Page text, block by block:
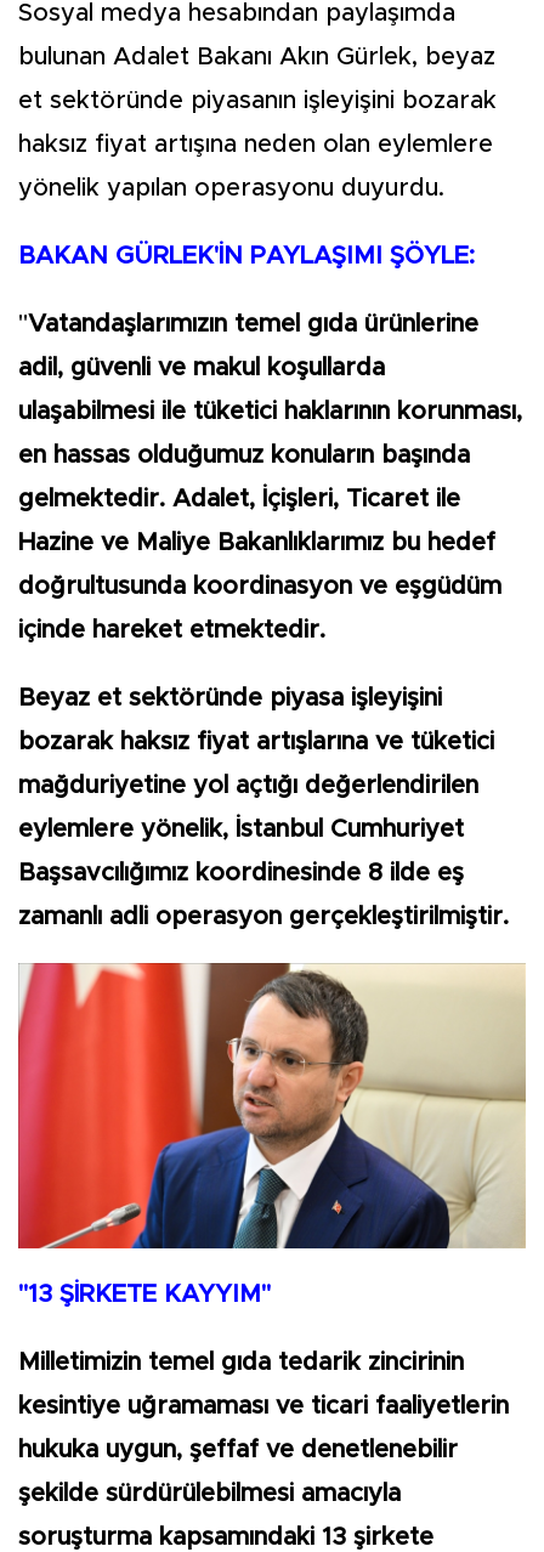
Sosyal medya hesabından paylaşımda
bulunan Adalet Bakanı Akın Gürlek, beyaz
et sektöründe piyasanın işleyişini bozarak
haksız fiyat artışına neden olan eylemlere
yönelik yapılan operasyonu duyurdu.
BAKAN GÜRLEK'İN PAYLAŞIMI ŞÖYLE:
"Vatandaşlarımızın temel gıda ürünlerine
adil, güvenli ve makul koşullarda
ulaşabilmesi ile tüketici haklarının korunması,
en hassas olduğumuz konuların başında
gelmektedir. Adalet, İçişleri, Ticaret ile
Hazine ve Maliye Bakanlıklarımız bu hedef
doğrultusunda koordinasyon ve eşgüdüm
içinde hareket etmektedir.
Beyaz et sektöründe piyasa işleyişini
bozarak haksız fiyat artışlarına ve tüketici
mağduriyetine yol açtığı değerlendirilen
eylemlere yönelik, İstanbul Cumhuriyet
Başsavcılığımız koordinesinde 8 ilde eş
zamanlı adli operasyon gerçekleştirilmiştir.
"13 ŞİRKETE KAYYIM"
Milletimizin temel gıda tedarik zincirinin
kesintiye uğramaması ve ticari faaliyetlerin
hukuka uygun, şeffaf ve denetlenebilir
şekilde sürdürülebilmesi amacıyla
soruşturma kapsamındaki 13 şirkete